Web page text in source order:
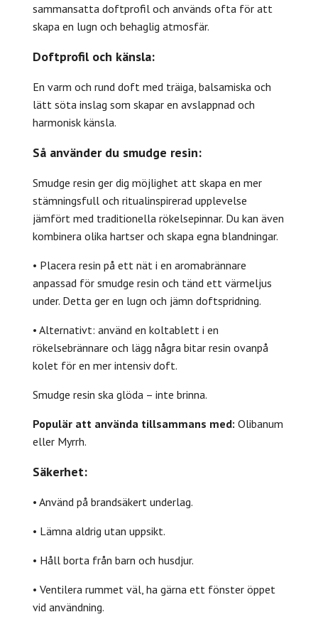
sammansatta doftprofil och används ofta för att
skapa en lugn och behaglig atmosfär.
Doftprofil och känsla:
En varm och rund doft med träiga, balsamiska och
lätt söta inslag som skapar en avslappnad och
harmonisk känsla.
Så använder du smudge resin:
Smudge resin ger dig möjlighet att skapa en mer
stämningsfull och ritualinspirerad upplevelse
jämfört med traditionella rökelsepinnar. Du kan även
kombinera olika hartser och skapa egna blandningar.
• Placera resin på ett nät i en aromabrännare
anpassad för smudge resin och tänd ett värmeljus
under. Detta ger en lugn och jämn doftspridning.
• Alternativt: använd en koltablett i en
rökelsebrännare och lägg några bitar resin ovanpå
kolet för en mer intensiv doft.
Smudge resin ska glöda – inte brinna.
Populär att använda tillsammans med: Olibanum
eller Myrrh.
Säkerhet:
• Använd på brandsäkert underlag.
• Lämna aldrig utan uppsikt.
• Håll borta från barn och husdjur.
• Ventilera rummet väl, ha gärna ett fönster öppet
vid användning.